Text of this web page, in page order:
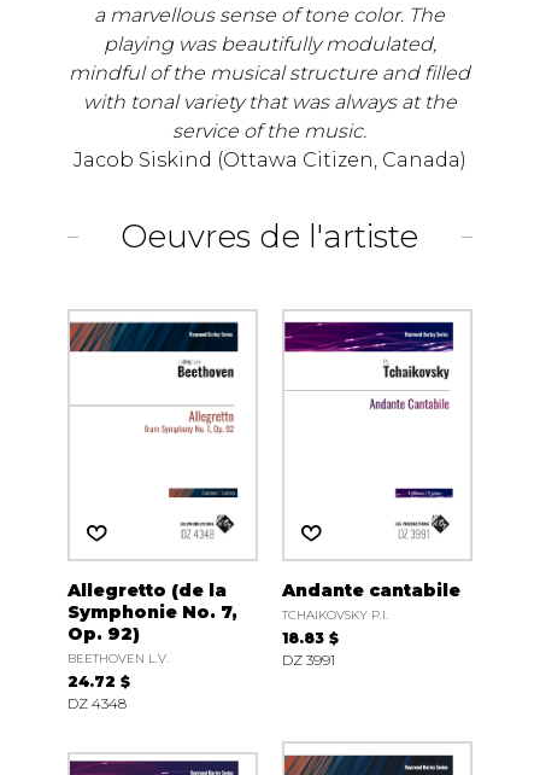
a marvellous sense of tone color. The
playing was beautifully modulated,
mindful of the musical structure and filled
with tonal variety that was always at the
service of the music.
Jacob Siskind (Ottawa Citizen, Canada)
Oeuvres de l'artiste
Allegretto (de la
Symphonie No. 7,
Op. 92)
BEETHOVEN L.V.
24.72 $
DZ 4348
Andante cantabile
TCHAIKOVSKY P.I.
18.83 $
DZ 3991